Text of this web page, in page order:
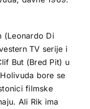
(Leonardo Di
TV serije i
But (Bred Pit) u
bore se
filmske
Ali Rik ima